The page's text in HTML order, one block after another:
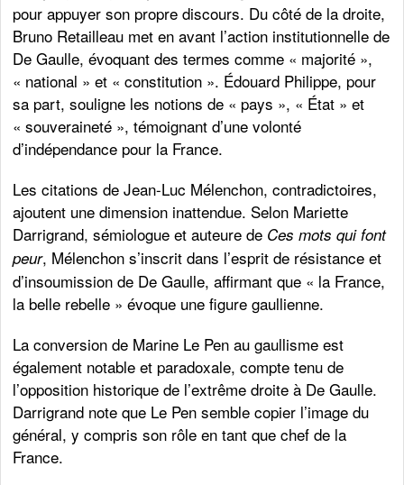
pour appuyer son propre discours. Du côté de la droite,
Bruno Retailleau met en avant l’action institutionnelle de
De Gaulle, évoquant des termes comme « majorité »,
« national » et « constitution ». Édouard Philippe, pour
sa part, souligne les notions de « pays », « État » et
« souveraineté », témoignant d’une volonté
d’indépendance pour la France.
Les citations de Jean-Luc Mélenchon, contradictoires,
ajoutent une dimension inattendue. Selon Mariette
Darrigrand, sémiologue et auteure de Ces mots qui font
peur, Mélenchon s’inscrit dans l’esprit de résistance et
d’insoumission de De Gaulle, affirmant que « la France,
la belle rebelle » évoque une figure gaullienne.
La conversion de Marine Le Pen au gaullisme est
également notable et paradoxale, compte tenu de
l’opposition historique de l’extrême droite à De Gaulle.
Darrigrand note que Le Pen semble copier l’image du
général, y compris son rôle en tant que chef de la
France.